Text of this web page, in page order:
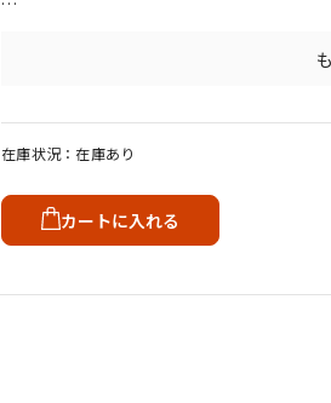
在庫状況 在庫あり
カートに入れる